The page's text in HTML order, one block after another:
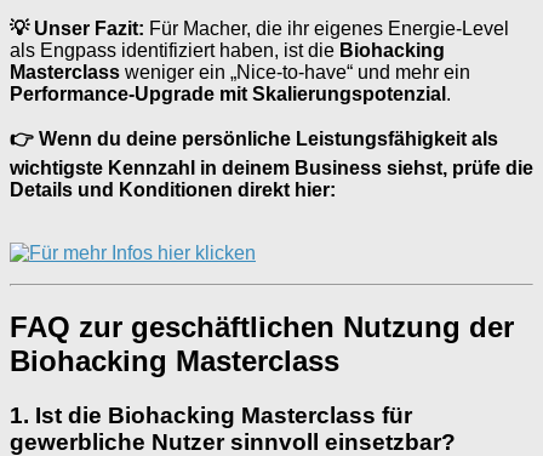
💡 Unser Fazit: Für Macher, die ihr eigenes Energie-Level
als Engpass identifiziert haben, ist die Biohacking
Masterclass weniger ein „Nice-to-have“ und mehr ein
Performance-Upgrade mit Skalierungspotenzial .
👉 Wenn du deine persönliche Leistungsfähigkeit als
wichtigste Kennzahl in deinem Business siehst, prüfe die
Details und Konditionen direkt hier:
FAQ zur geschäftlichen Nutzung der
Biohacking Masterclass
1. Ist die Biohacking Masterclass für
gewerbliche Nutzer sinnvoll einsetzbar?